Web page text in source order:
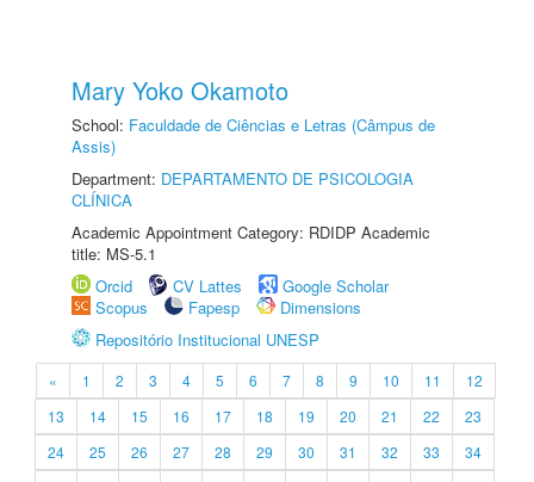
Mary Yoko Okamoto
School: Faculdade de Ciências e Letras (Câmpus de
Assis)
Department: DEPARTAMENTO DE PSICOLOGIA
CLÍNICA
Academic Appointment Category: RDIDP Academic
title: MS-5.1
Orcid
CV Lattes
Google Scholar
Scopus
Fapesp
Dimensions
Repositório Institucional UNESP
« 1 2 3 4 5 6 7 8 9 10 11
12
13
14 15 16 17 18 19 20 21 22
23
24
25 26 27 28 29 30 31 32 33
34